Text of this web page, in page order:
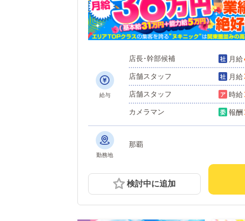
給与
店長･幹部候補 月給
店舗スタッフ 月給
店舗スタッフ 時給
カメラマン 報酬
勤務地
那覇
検討中に追加